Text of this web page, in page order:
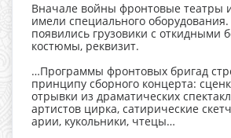
Вначале войны фронтовые театры
имели специального
появились грузовики с откидными
костюмы, реквизит.
…Программы фронтовых бригад
принципу сборного концерта:
отрывки из драматических
артистов цирка, сатирические
арии, кукольники, чтецы…